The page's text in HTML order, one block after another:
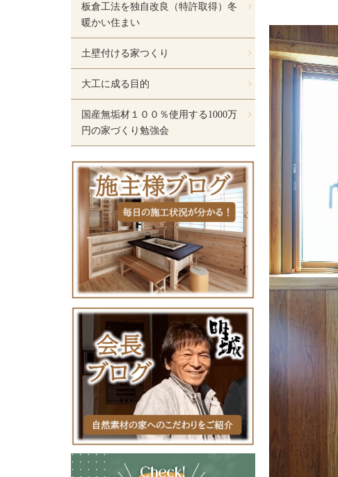
板倉工法を独自改良（特許取得）冬
暖かい住まい
土壁付ける家つくり
大工に成る目的
国産無垢材１００％使用する1000万
円の家づくり勉強会